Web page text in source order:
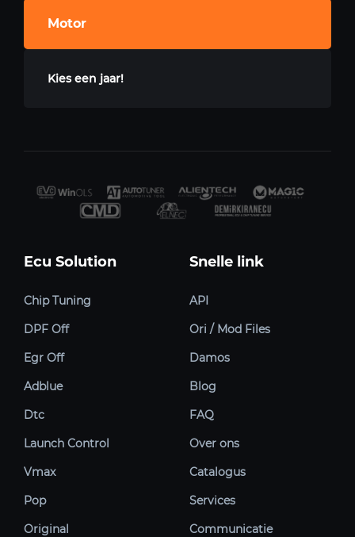
Motor
Kies een jaar!
Ecu Solution
Chip Tuning
DPF Off
Egr Off
Adblue
Dtc
Launch Control
Vmax
Pop
Original
Snelle link
API
Ori / Mod Files
Damos
Blog
FAQ
Over ons
Catalogus
Services
Communicatie